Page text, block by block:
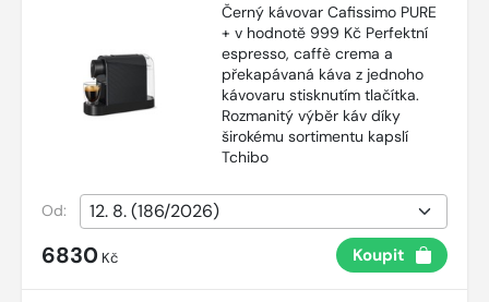
Černý kávovar Cafissimo PURE
+ v hodnotě 999 Kč Perfektní
espresso, caffè crema a
překapávaná káva z jednoho
kávovaru stisknutím tlačítka.
Rozmanitý výběr káv díky
širokému sortimentu kapslí
Tchibo
Od:
6830 Kč Koupit